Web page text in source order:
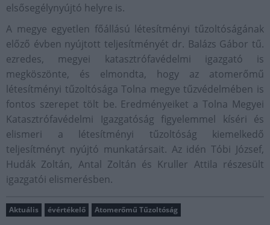
elsősegélynyújtó helyre is.
A megye egyetlen főállású létesítményi tűzoltóságának
előző évben nyújtott teljesítményét dr. Balázs Gábor tű.
ezredes, megyei katasztrófavédelmi igazgató is
megköszönte, és elmondta, hogy az atomerőmű
létesítményi tűzoltósága Tolna megye tűzvédelmében is
fontos szerepet tölt be. Eredményeiket a Tolna Megyei
Katasztrófavédelmi Igazgatóság figyelemmel kíséri és
elismeri a létesítményi tűzoltóság kiemelkedő
teljesítményt nyújtó munkatársait. Az idén Tóbi József,
Hudák Zoltán, Antal Zoltán és Kruller Attila részesült
igazgatói elismerésben.
Aktuális évértékelő Atomerőmű Tűzoltóság